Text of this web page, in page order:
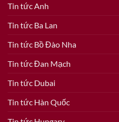
Tin tức Anh
Tin tức Ba Lan
Tin tức Bồ Đào Nha
Tin tức Đan Mạch
Tin tức Dubai
Tin tức Hàn Quốc